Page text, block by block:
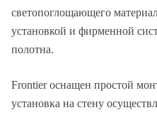
светопоглощающего
установкой и фирменной
полотна.
Frontier оснащен простой
установка на стену